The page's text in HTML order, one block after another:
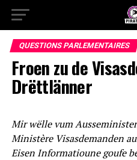
QUESTIONS PARLEMENTAIRES
Froen zu de
Drëttlänner
Mir wëlle vum
Ministère Visasdemanden
Eisen Informatioune goufe